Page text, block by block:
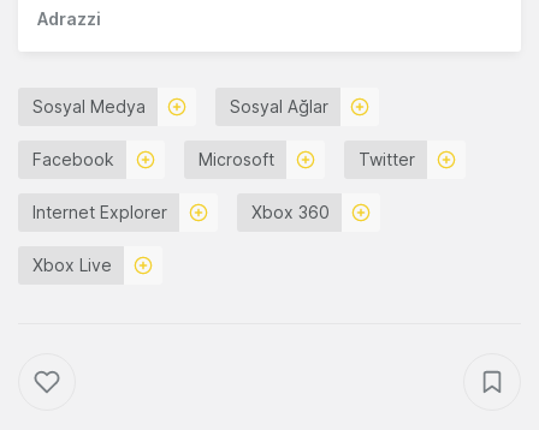
Adrazzi
Sosyal Medya Sosyal Ağlar
Facebook Microsoft Twitter
Internet Explorer Xbox 360
Xbox Live